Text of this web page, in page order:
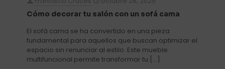
Cómo decorar tu salón con un sofá cama
El sofá cama se ha convertido en una pieza
fundamental para aquellos que buscan optimizar el
espacio sin renunciar al estilo. Este mueble
multifuncional permite transformar tu […]